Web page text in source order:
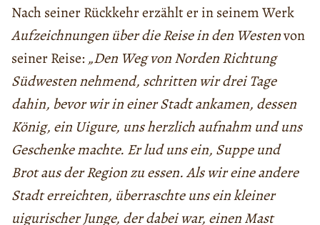
Nach seiner Rückkehr erzählt er in seinem Werk
Aufzeichnungen über die Reise in den Westenvon
seiner Reise: „Den Weg von Norden Richtung
Südwesten nehmend, schritten wir drei Tage
dahin, bevor wir in einer Stadt ankamen, dessen
König, ein Uigure, uns herzlich aufnahm und uns
Geschenke machte. Er lud uns ein, Suppe und
Brot aus der Region zu essen. Als wir eine andere
Stadt erreichten, überraschte uns ein kleiner
uigurischer Junge, der dabei war, einen Mast